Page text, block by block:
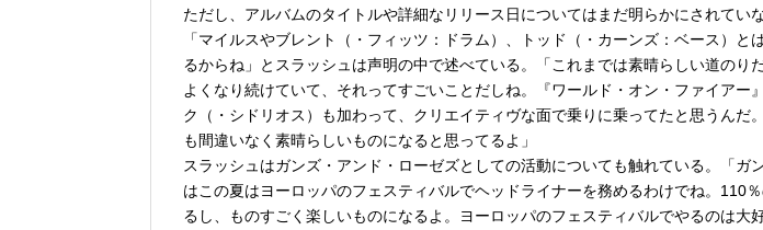
ただし、アルバムのタイトルや詳細なリリース日についてはまだ明らかにされていな
「マイルスやブレント（・フィッツ：ドラム）、トッド（・カーンズ：ベース）と
るからね」とスラッシュは声明の中で述べている。「これまでは素晴らしい道のり
よくなり続けていて、それってすごいことだしね。『ワールド・オン・ファイアー
ク（・シドリオス）も加わって、クリエイティヴな面で乗りに乗ってたと思うんだ
も間違いなく素晴らしいものになると思ってるよ」
スラッシュはガンズ・アンド・ローゼズとしての活動についても触れている。「ガ
はこの夏はヨーロッパのフェスティバルでヘッドライナーを務めるわけでね。110
るし、ものすごく楽しいものになるよ。ヨーロッパのフェスティバルでやるのは大